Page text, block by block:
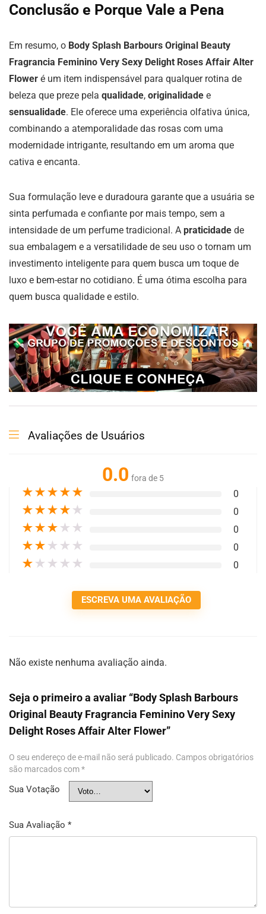
Conclusão e Porque Vale a Pena
Em resumo, o Body Splash Barbours Original Beauty
Fragrancia Feminino Very Sexy Delight Roses Affair Alter
Flower é um item indispensável para qualquer rotina de
beleza que preze pela qualidade, originalidade e
sensualidade. Ele oferece uma experiência olfativa única,
combinando a atemporalidade das rosas com uma
modernidade intrigante, resultando em um aroma que
cativa e encanta.
Sua formulação leve e duradoura garante que a usuária se
sinta perfumada e confiante por mais tempo, sem a
intensidade de um perfume tradicional. A praticidade de
sua embalagem e a versatilidade de seu uso o tornam um
investimento inteligente para quem busca um toque de
luxo e bem-estar no cotidiano. É uma ótima escolha para
quem busca qualidade e estilo.
Avaliações de Usuários
0.0 fora de 5
★★★★★ 0
★★★★ ★ 0
★★★ ★ ★ 0
★★ ★ ★ ★ 0
★ ★ ★ ★ ★ 0
ESCREVA UMA AVALIAÇÃO
Não existe nenhuma avaliação ainda.
Seja o primeiro a avaliar “Body Splash Barbours
Original Beauty Fragrancia Feminino Very Sexy
Delight Roses Affair Alter Flower”
O seu endereço de e-mail não será publicado. Campos obrigatórios
são marcados com*
Sua Votação
Sua Avaliação *